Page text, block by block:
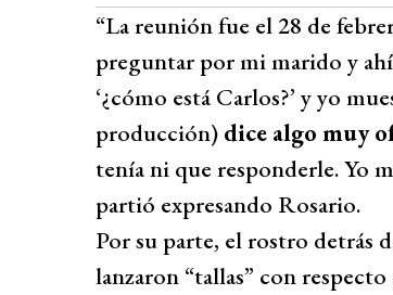
“La reunión fue el 28 de
preguntar por mi marido y
‘¿cómo está Carlos?’ y yo
producción) dice algo muy
tenía ni que responderle. Yo
partió expresando Rosario.
Por su parte, el rostro detrás
lanzaron “tallas” con